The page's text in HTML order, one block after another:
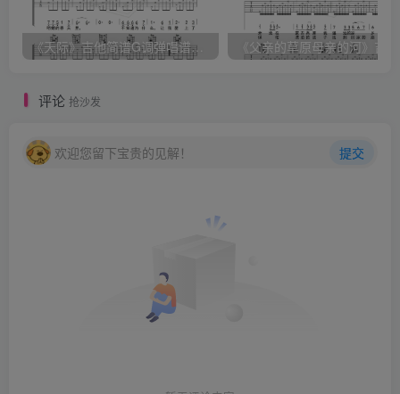
《天际》吉他简谱G调弹唱谱（姜玉阳）
评论 抢沙发
欢迎您留下宝贵的见解！ 提交